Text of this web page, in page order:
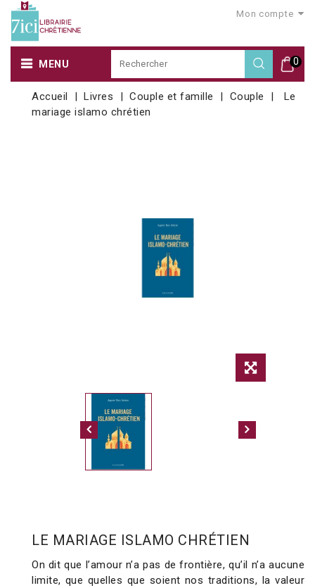
Mon compte
0
MENU
Accueil Livres Couple et famille Couple
Le
mariage islamo chrétien
LE MARIAGE ISLAMO CHRÉTIEN
On dit que l’amour n’a pas de frontière, qu’il n’a aucune
limite, que quelles que soient nos traditions, la valeur